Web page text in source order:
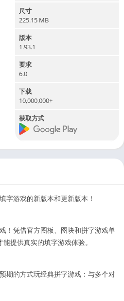
尺寸
225.15 MB
版本
1.93.1
要求
6.0
下载
10,000,000+
获取方式
字游戏的新版本和更新版本！
！凭借官方图板、图块和拼字游戏单
提供真实的填字游戏体验。
期的方式玩经典拼字游戏：与多个对